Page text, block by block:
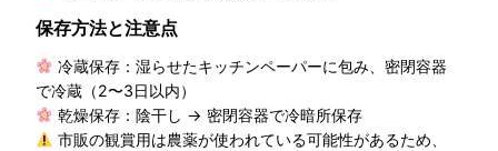
保存方法と注意点
冷蔵保存：湿らせたキッチンペーパーに包み、密閉容器
で冷蔵（2〜3日以内）
乾燥保存：陰干し → 密閉容器で冷暗所保存
市販の観賞用は農薬が使われている可能性があるため、